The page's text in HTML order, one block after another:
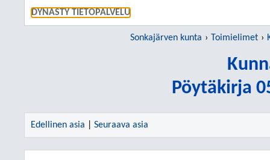
DYNASTY TIETOPALVELU
Sonkajärven kunta Toimielimet
Pöytäkirja
Edellinen asia Seuraava asia